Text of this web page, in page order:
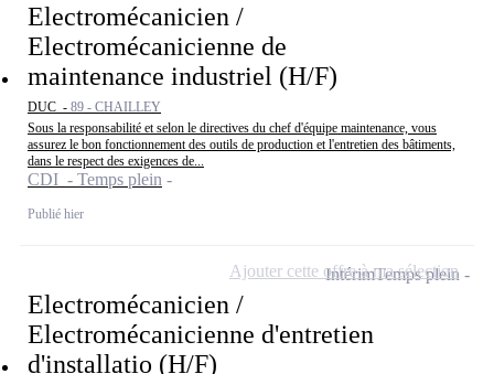
Electromécanicien /
Electromécanicienne de
maintenance industriel (H/F)
DUC - 89 - CHAILLEY
Sous la responsabilité et selon le directives du chef d'équipe maintenance, vous
assurez le bon fonctionnement des outils de production et l'entretien des bâtiments,
dans le respect des exigences de...
CDI - Temps plein
Publié hier
Electromécanicien /
Electromécanicienne d'entretien
d'installatio (H/F)
IntérimTemps plein
Ajouter cette offre à ma sélection